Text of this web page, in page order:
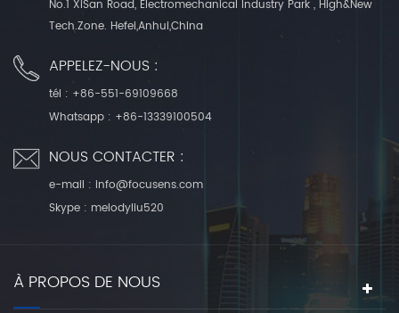
No.1 XiSan Road, Electromechanical Industry Park , High&New
Tech.Zone. Hefei,Anhui,China
APPELEZ-NOUS :
tél : +86-551-69109668
Whatsapp : +86-13339100504
NOUS CONTACTER :
e-mail : info@focusens.com
Skype : melodyliu520
À PROPOS DE NOUS